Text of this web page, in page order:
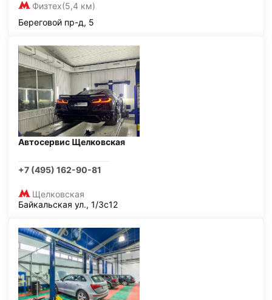
Физтех(5,4 км)
Береговой пр-д, 5
Автосервис Щелковская
+7 (495) 162-90-81
Щелковская
Байкальская ул., 1/3с12